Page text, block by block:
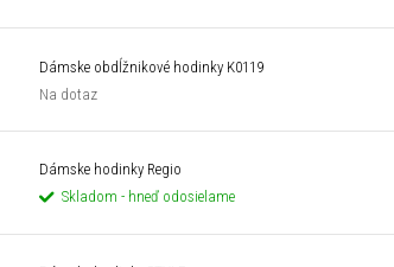
Dámske obdĺžnikové hodinky K0119
Na dotaz
Dámske hodinky Regio
Skladom - hneď odosielame